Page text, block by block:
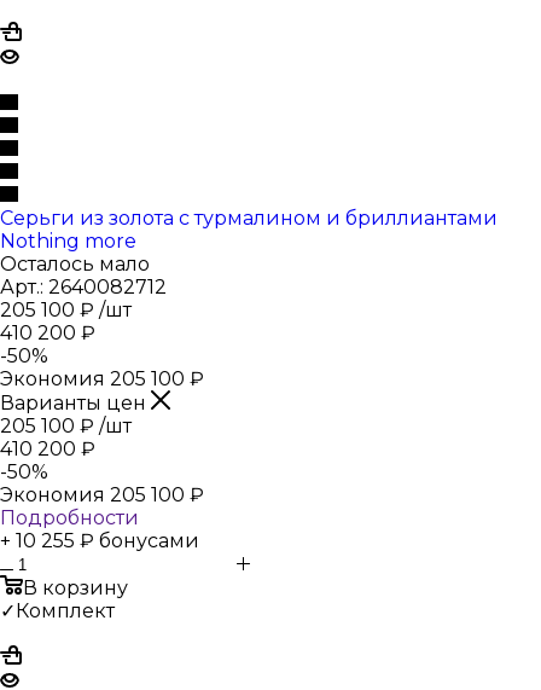
Серьги из золота с турмалином и бриллиантами
Nothing more
Осталось мало
Арт.: 2640082712
205 100 ₽ /шт
410 200 ₽
-50%
Экономия 205 100 ₽
Варианты цен
205 100 ₽ /шт
410 200 ₽
-50%
Экономия 205 100 ₽
Подробности
+ 10 255 ₽ бонусами
В корзину
✓Комплект